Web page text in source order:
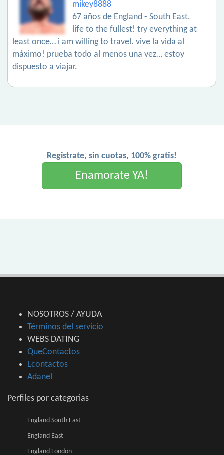
mikey8888
67 años de England - South East.
life to the fullest! try everything at
least once… i am willing to travel. vive la vida al
máximo! prueba todo al menos una vez… estoy
dispuesto a viajar.
Registrate, sin cuotas, 100% gratis!
Enamorate YA!
NOSOTROS / AYUDA
Términos del servicio
WEBS DATING
QueContactos
Lcontactos
Adanel
Perfiles por categorias
England South East
England East
England London